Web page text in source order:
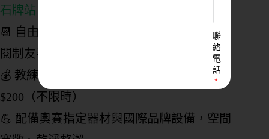
石牌站 1 號出口）
📆 自由教練可彈性租場教學，無綁約、月訂
閱制友善彈性
💰 教練場租 $200／小時｜學員單次入場
$200（不限時）
💪 配備奧賽指定器材與國際品牌設備，空間
聯
絡
電
話